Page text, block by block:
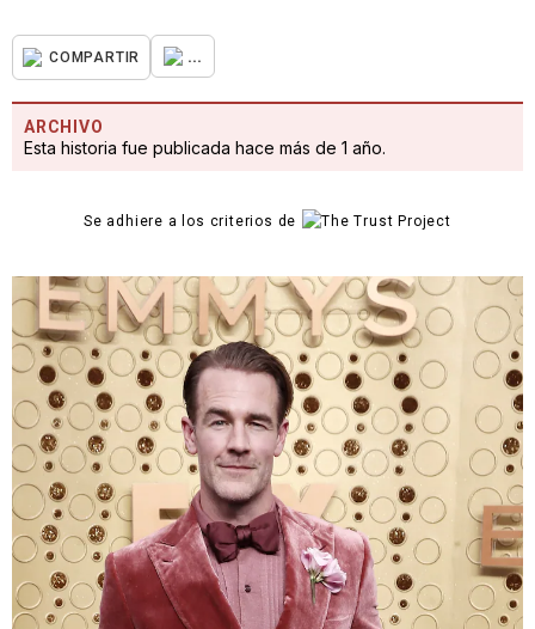
COMPARTIR ...
ARCHIVO
Esta historia fue publicada hace más de 1 año.
Se adhiere a los criterios de